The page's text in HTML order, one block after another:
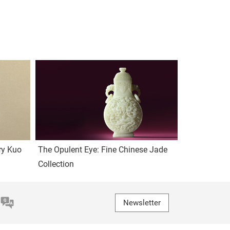
Kuo
The Opulent Eye: Fine Chinese Jade
Collection
Newsletter